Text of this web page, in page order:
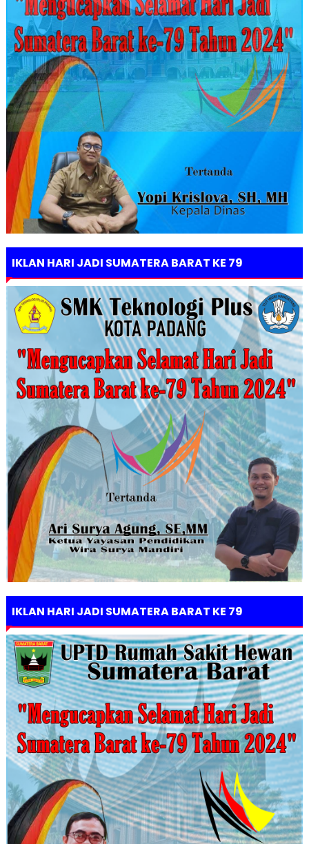
IKLAN HARI JADI SUMATERA BARAT KE 79
IKLAN HARI JADI SUMATERA BARAT KE 79